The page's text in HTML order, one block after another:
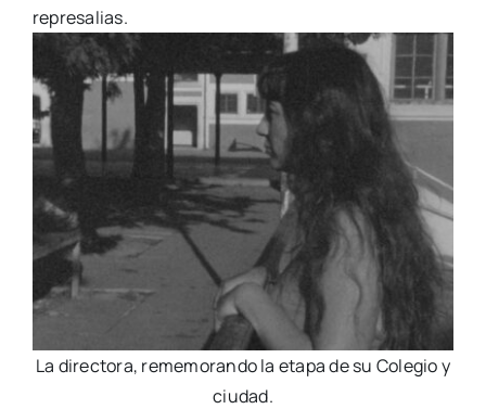
represalias.
La directora, rememorando la etapa de su Colegio y
ciudad.